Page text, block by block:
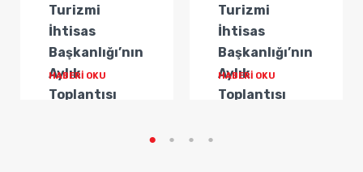
Turizmi
İhtisas
Başkanlığı’nın
Aylık
Toplantısı
HABERİ OKU
Turizmi
İhtisas
Başkanlığı’nın
Aylık
Toplantısı
HABERİ OKU